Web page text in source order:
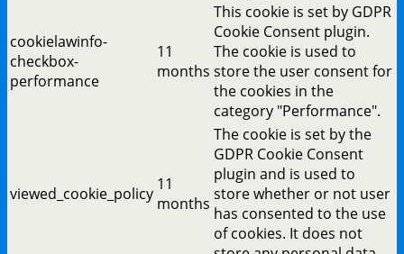
cookielawinfo-
checkbox-
performance
11
months
This cookie is set by GDPR
Cookie Consent plugin.
The cookie is used to
store the user consent for
the cookies in the
category "Performance".
viewed_cookie_policy 11
months
The cookie is set by the
GDPR Cookie Consent
plugin and is used to
store whether or not user
has consented to the use
of cookies. It does not